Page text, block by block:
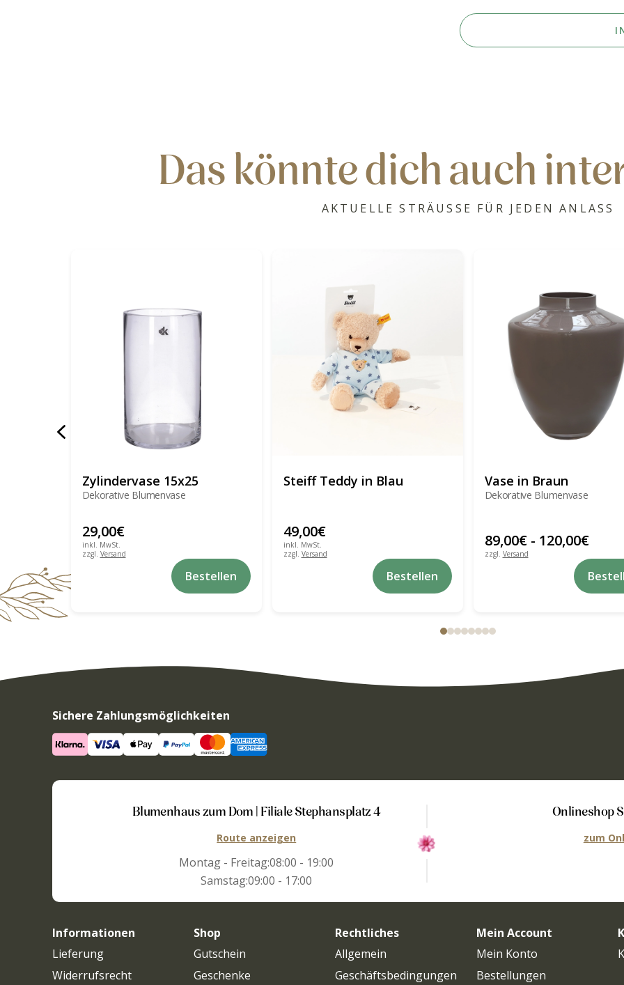
Das könnte dich auch
AKTUELLE STRÄUSSE FÜR JEDEN ANLASS
Zylindervase 15x25
Dekorative Blumenvase
29,00€
inkl. MwSt.
zzgl. Versand
Bestellen
Steiff Teddy in Blau
49,00€
inkl. MwSt.
zzgl. Versand
Bestellen
Vase in Braun
Dekorative Blumenvase
89,00€- 120,00€
zzgl. Versand
Sichere Zahlungsmöglichkeiten
Blumenhaus zum Dom | Filiale Stephansplatz 4
Route anzeigen
Montag - Freitag:08:00 - 19:00
Samstag:09:00 - 17:00
Onlineshop
zum
Informationen
Lieferung
Widerrufsrecht
Shop
Gutschein
Geschenke
Rechtliches
Allgemein
Geschäftsbedingungen
Mein Account
Mein Konto
Bestellungen